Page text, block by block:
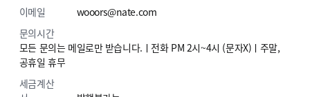
이메일
wooors@nate.com
문의시간
모든 문의는 메일로만 받습니다.ㅣ전화 PM 2시~4시 (문자X)ㅣ주말,
공휴일 휴무
세금계산